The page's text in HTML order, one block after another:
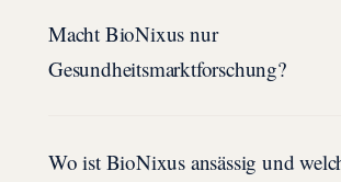
Macht BioNixus nur
Gesundheitsmarktforschung?
Wo ist BioNixus ansässig und